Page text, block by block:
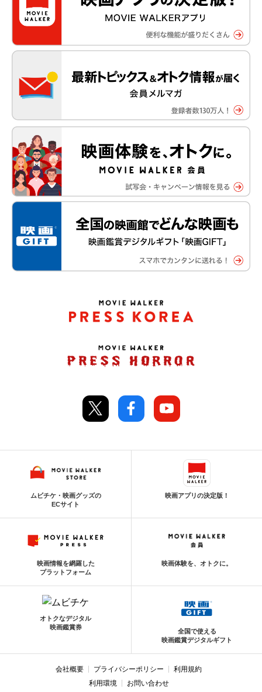
ムビチケ・映画グッズの
ECサイト
映画アプリの決定版！
映画情報を網羅した
プラットフォーム
映画体験を、オトクに。
オトクなデジタル
映画鑑賞券
全国で使える
映画鑑賞デジタルギフト
会社概要 プライバシーポリシー
利用規約
利用環境
お問い合わせ